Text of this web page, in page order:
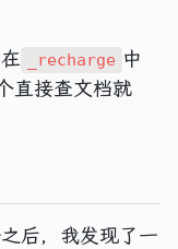
_recharge 中
直接查文档就
后，我发现了一